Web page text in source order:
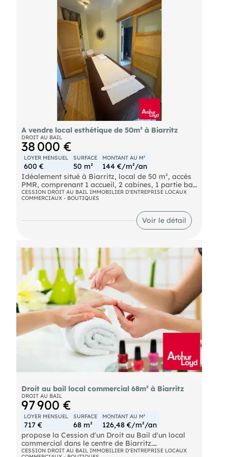
A vendre local esthétique de 50m² à Biarritz
DROIT AU BAIL
38 000 €
LOYER MENSUEL
600 €
SURFACE
50 m²
MONTANT AU M²
144 €/m²/an
Idéalement situé à Biarritz, local de 50 m², accès
PMR, comprenant 1 accueil, 2 cabines, 1 partie bar
à ongles, petite cour intérieure. Nouveau bail avec
activité du preneur. Places de parking devant le
local en zone bleue, Bon état général apparent.
Taxe foncière à la charge du preneur.
DROIT AU BAIL : 36.000 € FAI
FD 1931
CESSION DROIT AU BAIL IMMOBILIER D'ENTREPRISE LOCAUX
COMMERCIAUX - BOUTIQUES
Voir le détail
Droit au bail local commercial 68m² à Biarritz
DROIT AU BAIL
97 900 €
LOYER MENSUEL
717 €
SURFACE
68 m²
MONTANT AU M²
126,48 €/m²/an
propose la Cession d'un Droit au Bail d'un local
commercial dans le centre de Biarritz.
CESSION DROIT AU BAIL IMMOBILIER D'ENTREPRISE LOCAUX